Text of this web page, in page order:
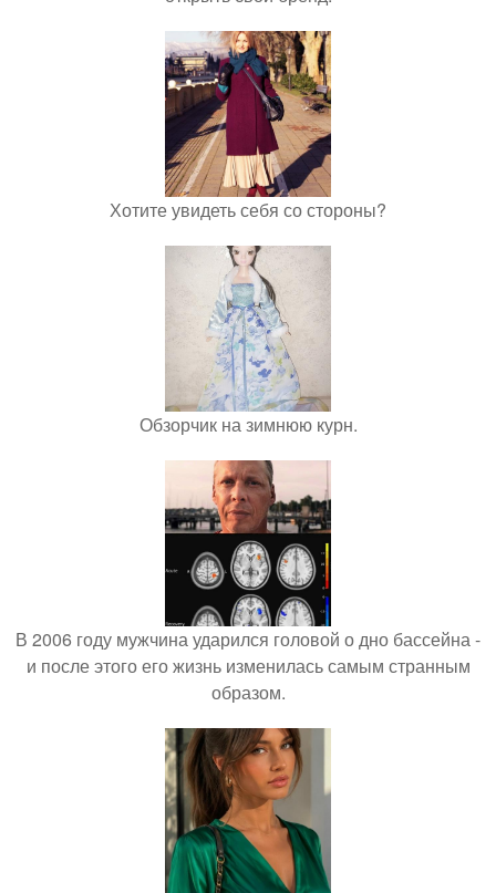
Хотите увидеть себя со стороны?
Обзорчик на зимнюю курн.
В 2006 году мужчина ударился головой о дно бассейна -
и после этого его жизнь изменилась самым странным
образом.